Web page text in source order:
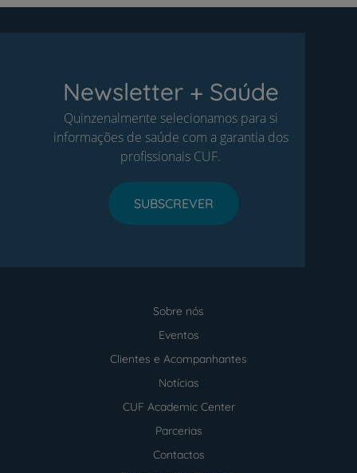
Newsletter + Saúde
Quinzenalmente selecionamos para si
informações de saúde com a garantia dos
profissionais CUF.
SUBSCREVER
Sobre nós
Eventos
Clientes e Acompanhantes
Notícias
CUF Academic Center
Parcerias
Contactos